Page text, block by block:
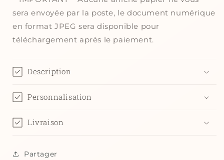
sera envoyée par la poste, le document numérique
en format JPEG sera disponible pour
téléchargement après le paiement.
Description
Personnalisation
Livraison
Partager